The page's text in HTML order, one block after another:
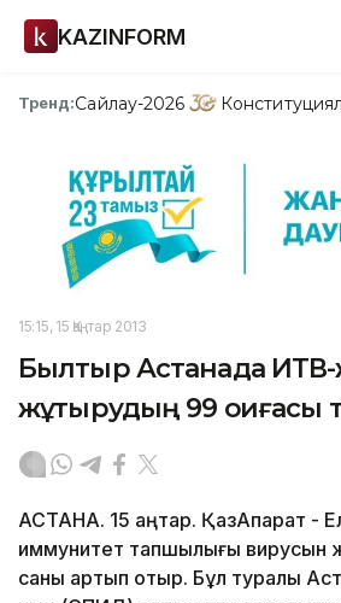
KAZINFORM
Тренд:Сайлау-2026
15:15, 15 Қаңтар 2013
Былтыр Астанада ИТВ-
жұқтырудың 99 оқиғасы
АСТАНА. 15 қаңтар. ҚазАқпарат -
иммунитет тапшылығы вирусын
саны артып отыр. Бұл туралы